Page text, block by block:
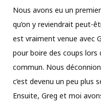
Nous avons eu un
qu’on y reviendrait peut-
est vraiment venue avec
pour boire des coups lors
commun. Nous
c’est devenu un peu plus
Ensuite, Greg et moi